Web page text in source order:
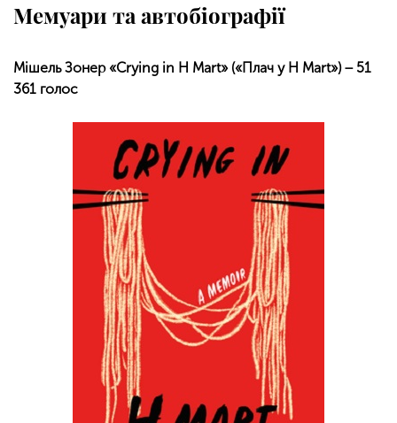
Мемуари та автобіографії
Мішель Зонер «Crying in H Mart» («Плач у H Mart») − 51
361 голос